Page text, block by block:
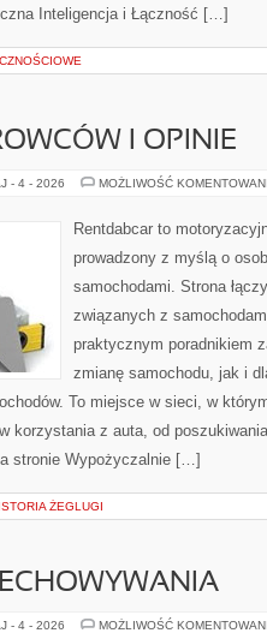
Inteligencja i Łączność […]
I OPINIE
- 4 - 2026 MOŻLIWOŚĆ
Rentdabcar to
prowadzony z myślą o
samochodami. Strona
związanych z
praktycznym poradnikiem
zmianę samochodu, jak i
To miejsce w sieci, w
korzystania z auta, od
stronie Wypożyczalnie […]
ŻEGLUGI
- 4 - 2026 MOŻLIWOŚĆ